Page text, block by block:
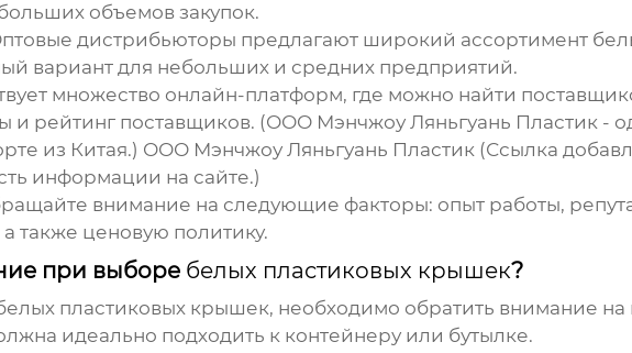
объемов закупок.
дистрибьюторы предлагают широкий ассортимент
вариант для небольших и средних предприятий.
множество онлайн-платформ, где можно найти
и рейтинг поставщиков. (ООО Мэнчжоу Ляньгуань Пластик -
из Китая.) ООО Мэнчжоу Ляньгуань Пластик(Ссылка
информации на сайте.)
внимание на следующие факторы: опыт работы,
также ценовую политику.
при выборе белых пластиковых крышек?
пластиковых крышек, необходимо обратить внимание
идеально подходить к контейнеру или бутылке.